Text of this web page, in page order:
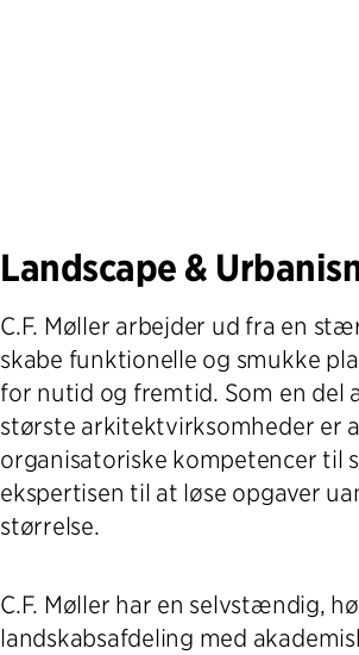
Landscape &
C.F. Møller arbejder ud fra en
skabe funktionelle og smukke
for nutid og fremtid. Som en del
største arkitektvirksomheder er
organisatoriske kompetencer til
ekspertisen til at løse opgaver
størrelse.
C.F. Møller har en selvstændig,
landskabsafdeling med